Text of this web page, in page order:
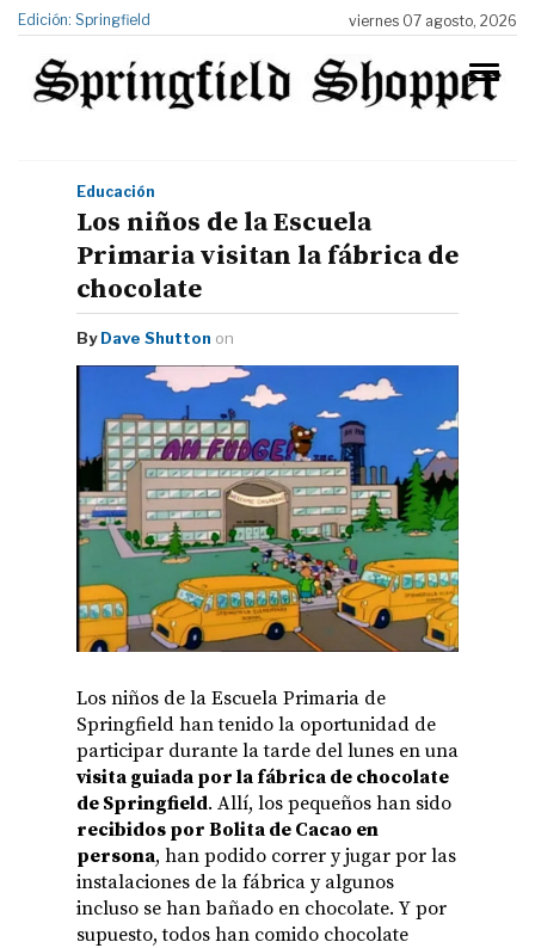
Edición: Springfield viernes 07 agosto, 2026
Educación
Los niños de la Escuela
Primaria visitan la fábrica de
chocolate
By Dave Shutton on
Los niños de la Escuela Primaria de
Springfield han tenido la oportunidad de
participar durante la tarde del lunes en una
visita guiada por la fábrica de chocolate
de Springfield. Allí, los pequeños han sido
recibidos por Bolita de Cacao en
persona, han podido correr y jugar por las
instalaciones de la fábrica y algunos
incluso se han bañado en chocolate. Y por
supuesto, todos han comido chocolate